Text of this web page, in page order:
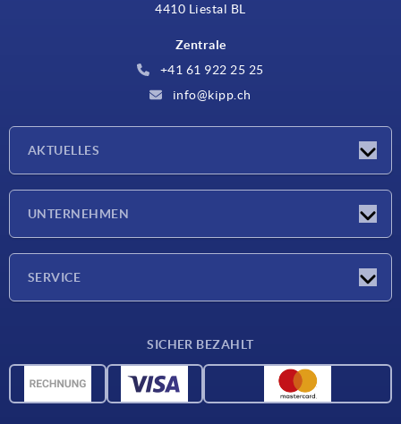
4410 Liestal BL
Zentrale
+41 61 922 25 25
info@kipp.ch
AKTUELLES
UNTERNEHMEN
SERVICE
CAD-Daten
SICHER BEZAHLT